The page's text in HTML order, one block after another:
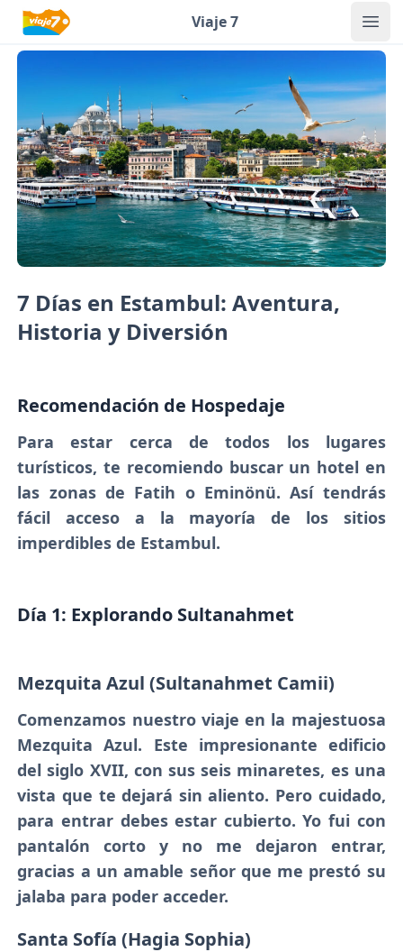
Your Company Viaje 7
7 Días en Estambul: Aventura,
Historia y Diversión
Recomendación de Hospedaje
Para estar cerca de todos los lugares
turísticos, te recomiendo buscar un hotel en
las zonas de Fatih o Eminönü. Así tendrás
fácil acceso a la mayoría de los sitios
imperdibles de Estambul.
Día 1: Explorando Sultanahmet
Mezquita Azul (Sultanahmet Camii)
Comenzamos nuestro viaje en la majestuosa
Mezquita Azul. Este impresionante edificio
del siglo XVII, con sus seis minaretes, es una
vista que te dejará sin aliento. Pero cuidado,
para entrar debes estar cubierto. Yo fui con
pantalón corto y no me dejaron entrar,
gracias a un amable señor que me prestó su
jalaba para poder acceder.
Santa Sofía (Hagia Sophia)